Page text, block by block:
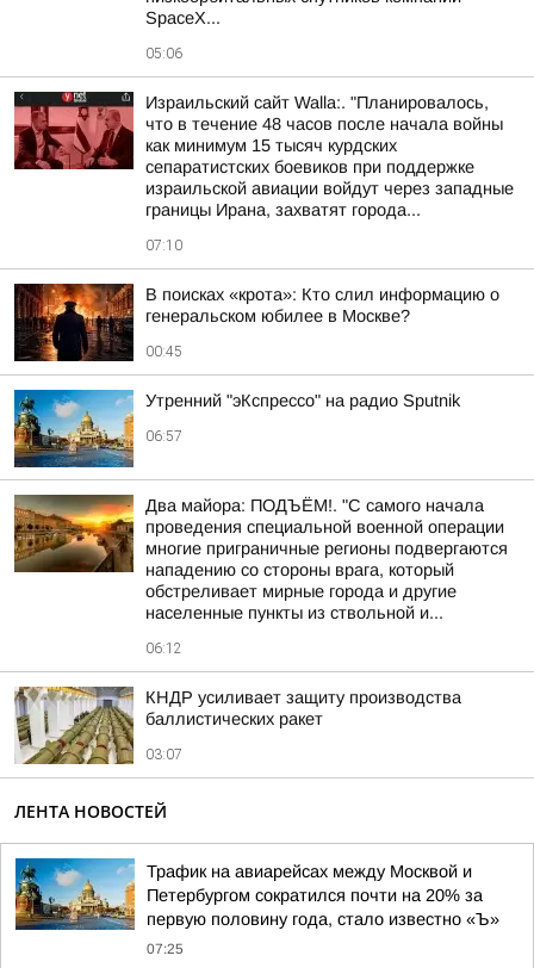
SpaceX...
05:06
Израильский сайт Walla:. "Планировалось,
что в течение 48 часов после начала войны
как минимум 15 тысяч курдских
сепаратистских боевиков при поддержке
израильской авиации войдут через западные
границы Ирана, захватят города...
07:10
В поисках «крота»: Кто слил информацию о
генеральском юбилее в Москве?
00:45
Утренний "эКспрессо" на радио Sputnik
06:57
Два майора: ПОДЪЁМ!. "С самого начала
проведения специальной военной операции
многие приграничные регионы подвергаются
нападению со стороны врага, который
обстреливает мирные города и другие
населенные пункты из ствольной и...
06:12
КНДР усиливает защиту производства
баллистических ракет
03:07
ЛЕНТА НОВОСТЕЙ
Трафик на авиарейсах между Москвой и
Петербургом сократился почти на 20% за
первую половину года, стало известно «Ъ»
07:25